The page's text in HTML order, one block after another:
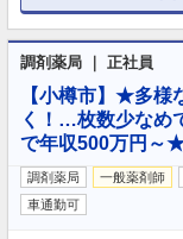
調剤薬局 ｜ 正社員
【小樽市】★多様
く！…枚数少なめ
で年収500万円～
調剤薬局 一般薬剤師
車通勤可